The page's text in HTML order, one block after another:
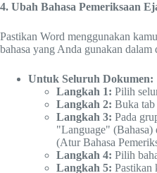
4. Ubah Bahasa Pemeriksaan
Pastikan Word menggunakan
bahasa yang Anda gunakan dalam
Untuk Seluruh Dokumen:
Langkah 1: Pilih
Langkah 2: Buka
Langkah 3: Pada
"Language"
(Atur Bahasa
Langkah 4: Pilih
Langkah 5: Pastikan